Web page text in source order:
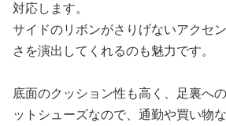
対応します。
サイドのリボンがさりげないアクセ
さを演出してくれるのも魅力です。
底面のクッション性も高く、足裏へ
ットシューズなので、通勤や買い物